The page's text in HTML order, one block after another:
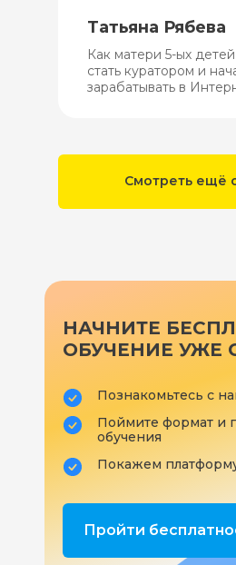
Татьяна Рябева
Как матери 5-ых
стать куратором и
зарабатывать в
Смотреть ещё
НАЧНИТЕ
ОБУЧЕНИЕ УЖЕ
Познакомьтесь с
Поймите формат и
обучения
Покажем
Пройти